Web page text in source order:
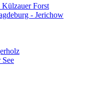
Forst
- Jerichow